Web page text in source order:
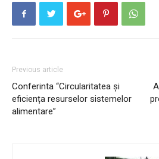
Previous article
Conferinta “Circularitatea și
eficiența resurselor sistemelor
alimentare”